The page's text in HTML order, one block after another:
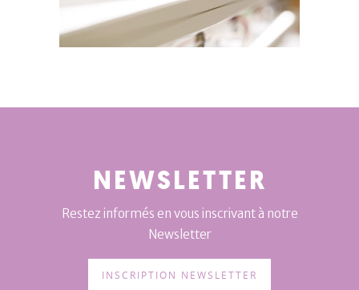
NEWSLETTER
Restez informés en vous inscrivant à notre
Newsletter
INSCRIPTION NEWSLETTER